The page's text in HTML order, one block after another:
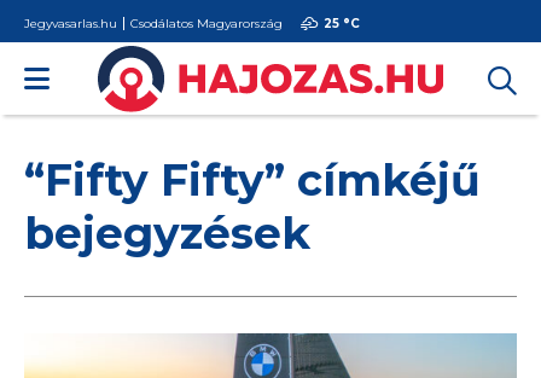
Jegyvasarlas.hu Csodálatos Magyarország 25 °C
“Fifty Fifty” címkéjű
bejegyzések